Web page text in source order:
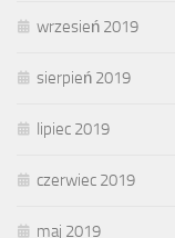
wrzesień 2019
sierpień 2019
lipiec 2019
czerwiec 2019
maj 2019